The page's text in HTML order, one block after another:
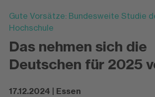
Gute Vorsätze: Bundesweite Studie
Hochschule
Das nehmen sich die
Deutschen für 2025
17.12.2024 | Essen